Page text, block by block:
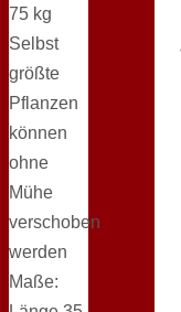
75 kg
Selbst
größte
Pflanzen
können
ohne
Mühe
verschoben
werden
Maße: